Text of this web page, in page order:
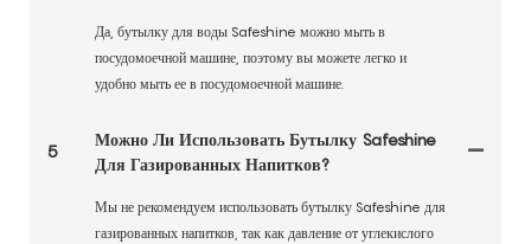
Да, бутылку для воды Safeshine можно мыть в
посудомоечной машине, поэтому вы можете легко и
удобно мыть ее в посудомоечной машине.
5
Можно Ли Использовать Бутылку Safeshine
Для Газированных Напитков?
Мы не рекомендуем использовать бутылку Safeshine для
газированных напитков, так как давление от углекислого